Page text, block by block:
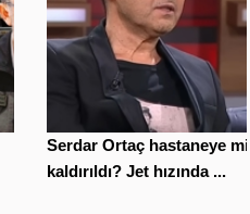
Serdar Ortaç hastaneye mi
kaldırıldı? Jet hızında ...